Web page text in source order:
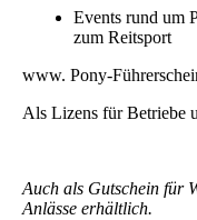
Events rund um
zum Reitsport
www. Pony-
Als Lizens für Betriebe
Auch als Gutschein für
Anlässe erhältlich.